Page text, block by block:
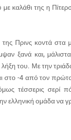
καλάθι της η
της Πρινς κοντά
ξανά και,
του. Με την
στο -4 από τον
τέσσερις σερί
ελληνική ομάδα να